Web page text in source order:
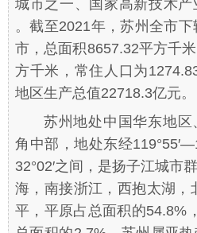
城市之一、国家高新技术
。截至2021年，苏州全市
市，总面积8657.32平方千
方千米，常住人口为
地区生产总值22718.3亿元。
苏州地处中国华东地
角中部，地处东经
32°02′之间，是扬子江城市
海，南接浙江，西抱太湖，
平，平原占总面积的54.8%